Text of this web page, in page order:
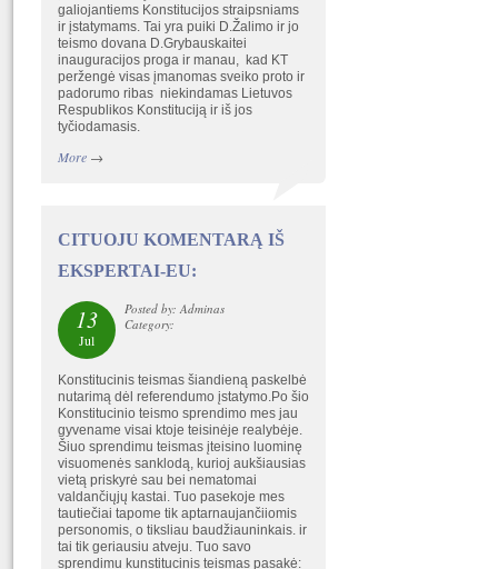
galiojantiems Konstitucijos straipsniams
ir įstatymams. Tai yra puiki D.Žalimo ir jo
teismo dovana D.Grybauskaitei
inauguracijos proga ir manau, kad KT
peržengė visas įmanomas sveiko proto ir
padorumo ribas niekindamas Lietuvos
Respublikos Konstituciją ir iš jos
tyčiodamasis.
More→
CITUOJU KOMENTARĄ IŠ
EKSPERTAI-EU:
13
Jul
Posted by: Adminas
Category:
Konstitucinis teismas šiandieną paskelbė
nutarimą dėl referendumo įstatymo.Po šio
Konstitucinio teismo sprendimo mes jau
gyvename visai ktoje teisinėje realybėje.
Šiuo sprendimu teismas įteisino luominę
visuomenės sanklodą, kurioj aukšiausias
vietą priskyrė sau bei nematomai
valdančiųjų kastai. Tuo pasekoje mes
tautiečiai tapome tik aptarnaujančiiomis
personomis, o tiksliau baudžiauninkais. ir
tai tik geriausiu atveju. Tuo savo
sprendimu kunstitucinis teismas pasakė: